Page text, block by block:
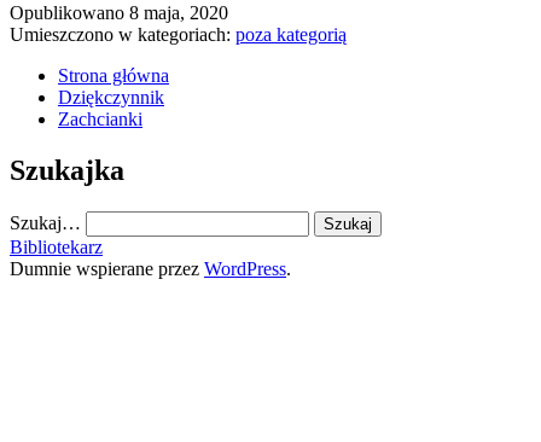
20
lat
łącza
w
domu!
Opublikowano 8 maja, 2020
Umieszczono w kategoriach: poza kategorią
Strona główna
Dziękczynnik
Zachcianki
Szukajka
Szukaj…
Bibliotekarz
Dumnie wspierane przez WordPress.